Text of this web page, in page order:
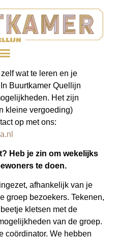
wat te leren en je
Buurtkamer Quellijn
Het zijn
kleine vergoeding)
op met ons:
Heb je zin om wekelijks
te doen.
afhankelijk van je
groep bezoekers. Tekenen,
kletsen met de
van de groep.
coördinator. We hebben